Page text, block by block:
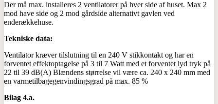
Der må max. installeres 2 ventilatorer på hver side af huset. Max 2
mod have side og 2 mod gårdside alternativt gavlen ved
enderækkehuse.
Tekniske data:
Ventilator kræver tilslutning til en 240 V stikkontakt og har en
forventet effektoptagelse på 3 til 7 Watt med et forventet lyd tryk på
22 til 39 dB(A) Blændens størrelse vil være ca. 240 x 240 mm med
en varmetilbagegenvindingsgrad på max. 85 %
Bilag 4.a.